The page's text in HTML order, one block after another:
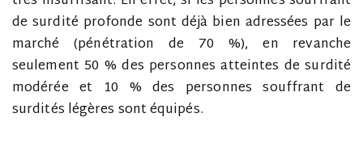
de surdité profonde sont déjà bien adressées par le
marché (pénétration de 70 %), en revanche
seulement 50 % des personnes atteintes de surdité
modérée et 10 % des personnes souffrant de
surdités légères sont équipés.